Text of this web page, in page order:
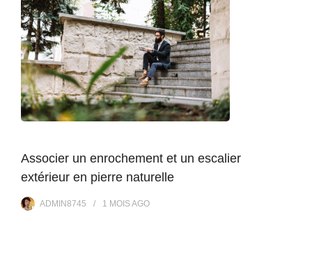
Associer un enrochement et un escalier
extérieur en pierre naturelle
ADMIN8745 1 MOISAGO